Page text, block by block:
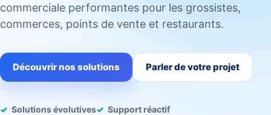
commerciale performantes pour les grossistes,
commerces, points de vente et restaurants.
Découvrir nos solutions Parler de votre projet
Solutions évolutives
Support réactif